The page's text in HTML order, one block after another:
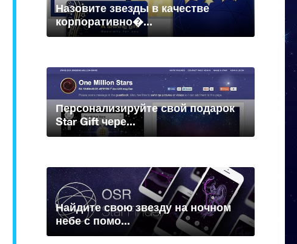
Назовите звезды в качестве
корпоративно�...
Персонализируйте свой подарок
Star Gift чере...
Найдите свою звезду на ночном
небе с помо...